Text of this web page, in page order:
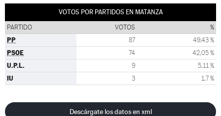
VOTOS POR PARTIDOS EN MATANZA
PARTIDO VOTOS %
PP 87 49,43 %
PSOE 74 42,05 %
U.P.L. 9 5,11 %
IU 3 1,7 %
Descárgate los datos en xml